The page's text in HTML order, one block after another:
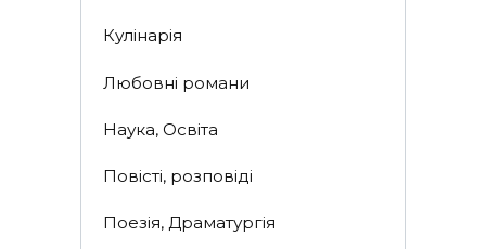
Кулінарія
Любовні романи
Наука, Освіта
Повісті, розповіді
Поезія, Драматургія